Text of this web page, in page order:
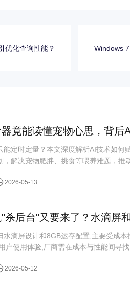
优化查询性能？ Windows
竟能读懂宠物心思，背后
能定时定量？本文深度解析AI技术如
解决宠物肥胖、挑食等喂养难题，推动
2026-05-13
"杀后台"又要来了？水滴屏
水滴屏设计和8GB运存配置,主要受成
户使用体验,厂商需在成本与性能间寻找
2026-05-12